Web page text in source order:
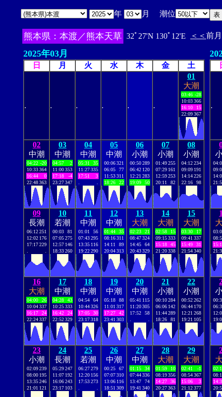
年 月 潮位
熊本県：本渡／熊本天草 32ﾟ27'N 130ﾟ12'E ＜＜ 前月
2025年03月
日 月 火 水 木 金 土
. . . . . .
01
大潮
03:46 -28
10:03366
16:10
15
22:09367
02
中潮
04:22 -20
10:33364
16:44
0
22:48363
03
中潮
04:57
2
11:00353
17:18
-4
23:27347
04
中潮
05:31
35
11:27335
17:51
3
05
中潮
00:06321
06:05
77
11:53311
18:26
22
06
小潮
00:50289
06:42 120
12:21 283
19:09
50
07
小潮
01:49255
07:29 161
12:59253
20:11
82
08
小潮
04:12234
09:09 191
14:14226
22:16
98
09
長潮
06:12251
12:02 176
17:17229
10
若潮
00:03
81
07:05275
12:57 146
18:33260
11
中潮
01:01
56
07:43295
13:35 116
19:22290
12
中潮
01:44
35
08:16311
14:11
89
20:04313
13
大潮
02:23
21
08:47324
14:45
64
20:43329
14
大潮
02:58
15
09:15333
15:18
45
21:20338
15
大潮
03:30
17
09:41 337
15:49
31
21:54340
16
大潮
04:00
26
10:04337
16:17
24
22:24337
17
中潮
04:28
43
10:25333
16:42
24
22:52329
18
中潮
04:54
64
10:44326
17:05
30
23:17318
19
中潮
05:18
88
11:01 317
17:27
42
23:41 303
20
中潮
05:41 115
11:20305
17:52
58
21
小潮
00:10284
06:06 142
11:44289
18:26
81
22
小潮
00:52262
06:44 170
12:21 268
19:21 105
23
小潮
02:09239
08:00 195
13:35246
21:01 121
24
長潮
05:29247
11:07 192
16:06243
23:17 103
25
若潮
06:27279
12:20 156
17:53273
26
中潮
00:25
67
07:07310
13:06 116
18:51 309
27
中潮
01:15
34
07:44336
13:47
74
19:41 340
28
大潮
01:59
10
08:19356
14:27
36
20:27363
29
大潮
02:41
-1
08:54367
15:06
3
21:12377
.